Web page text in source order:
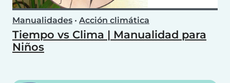
Manualidades • Acción climática
Tiempo vs Clima | Manualidad para
Niños